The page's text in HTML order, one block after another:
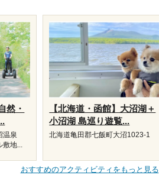
然・
温泉
敷地...
【北海道・函館】大沼湖＋
小沼湖 島巡り遊覧...
北海道亀田郡七飯町大沼1023-1
おすすめのアクティビティをもっと見る